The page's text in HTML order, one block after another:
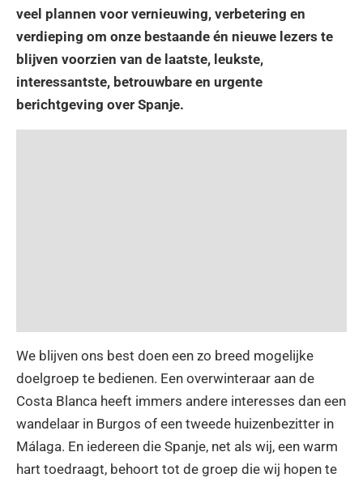
veel plannen voor vernieuwing, verbetering en
verdieping om onze bestaande én nieuwe lezers te
blijven voorzien van de laatste, leukste,
interessantste, betrouwbare en urgente
berichtgeving over Spanje.
We blijven ons best doen een zo breed mogelijke
doelgroep te bedienen. Een overwinteraar aan de
Costa Blanca heeft immers andere interesses dan een
wandelaar in Burgos of een tweede huizenbezitter in
Málaga. En iedereen die Spanje, net als wij, een warm
hart toedraagt, behoort tot de groep die wij hopen te